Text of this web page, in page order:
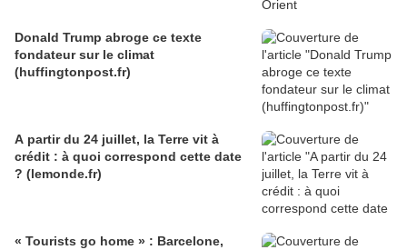
Donald Trump abroge ce texte
fondateur sur le climat
(huffingtonpost.fr)
A partir du 24 juillet, la Terre vit à
crédit : à quoi correspond cette date
? (lemonde.fr)
« Tourists go home » : Barcelone,